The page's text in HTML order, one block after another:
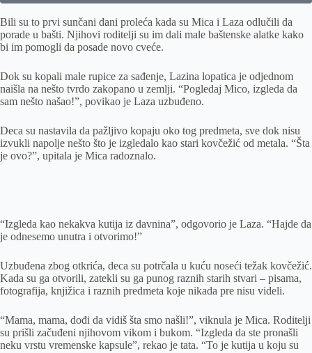
Bili su to prvi sunčani dani proleća kada su Mica i Laza odlučili da
porade u bašti. Njihovi roditelji su im dali male baštenske alatke kako
bi im pomogli da posade novo cveće.
Dok su kopali male rupice za sađenje, Lazina lopatica je odjednom
naišla na nešto tvrdo zakopano u zemlji. “Pogledaj Mico, izgleda da
sam nešto našao!”, povikao je Laza uzbuđeno.
Deca su nastavila da pažljivo kopaju oko tog predmeta, sve dok nisu
izvukli napolje nešto što je izgledalo kao stari kovčežić od metala. “Šta
je ovo?”, upitala je Mica radoznalo.
“Izgleda kao nekakva kutija iz davnina”, odgovorio je Laza. “Hajde da
je odnesemo unutra i otvorimo!”
Uzbuđena zbog otkrića, deca su potrčala u kuću noseći težak kovčežić.
Kada su ga otvorili, zatekli su ga punog raznih starih stvari – pisama,
fotografija, knjižica i raznih predmeta koje nikada pre nisu videli.
“Mama, mama, dođi da vidiš šta smo našli!”, viknula je Mica. Roditelji
su prišli začuđeni njihovom vikom i bukom. “Izgleda da ste pronašli
neku vrstu vremenske kapsule”, rekao je tata. “To je kutija u koju su